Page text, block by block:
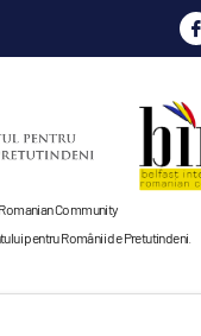
Community
pentru Românii de Pretutindeni